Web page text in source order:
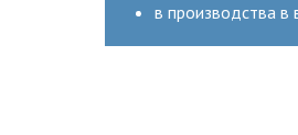
в производства в